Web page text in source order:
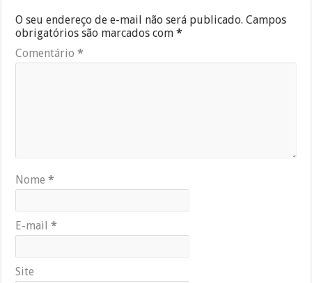
O seu endereço de e-mail não será publicado. Campos
obrigatórios são marcados com*
Comentário*
Nome*
E-mail*
Site